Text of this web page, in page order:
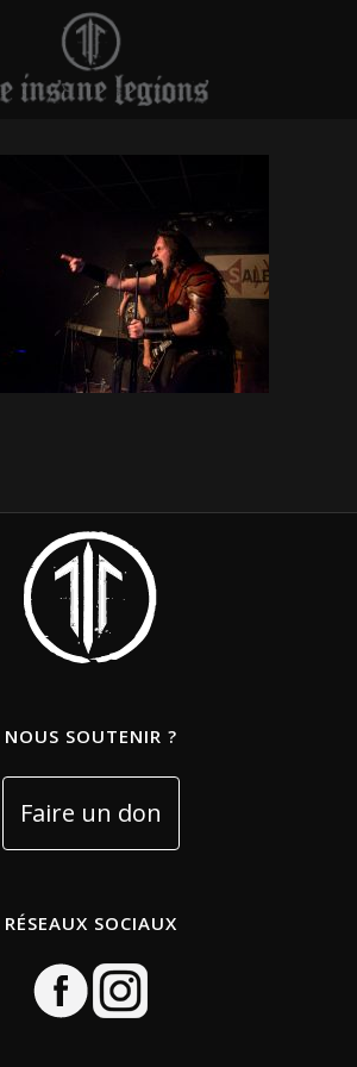
NOUS SOUTENIR ?
RÉSEAUX SOCIAUX